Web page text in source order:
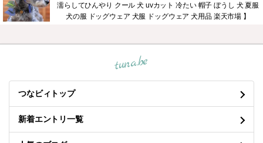
濡らしてひんやり クール 犬 uvカット 冷たい 帽子 ぼうし 犬 夏服
犬の服 ドッグウェア 犬服 ドッグウェア 犬用品 楽天市場 】
tuna.be
つなビィトップ
新着エントリ一覧